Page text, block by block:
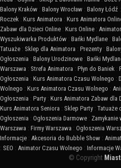
Balony Kraków : Balony Wrocław : Balony Łódź :
Roczek : Kurs Animatora : Kurs Animatora
Zabaw dla Dzieci Online : Kurs Online :
Wyszukiwarka Produktów : Bańki Mydlane :
Tatuaże : Sklep dla Animatora : Prezenty :
Ogłoszenia : Balony Urodzinowe : Bańki
Warszawa : Strefa Animatora : Płyn do Baniek :
Ogłoszenia : Kurs Animatora Czasu Wolnego :
Wolnego : Kurs Animatora Czasu Wolnego :
Ogłoszenia : Party : Kurs Animatora Zabaw dla
Kurs Animatora Seniora : Sklep Party : Tatuaże
Ogłoszenia : Ogłoszenia Darmowe : Zamykanie
Warszawa : Firmy Warszawa : Ogłoszenia
Informacje : Akcesoria do Bubble Show :
: SEO : Animator Czasu Wolnego : Informacje
© Copyright